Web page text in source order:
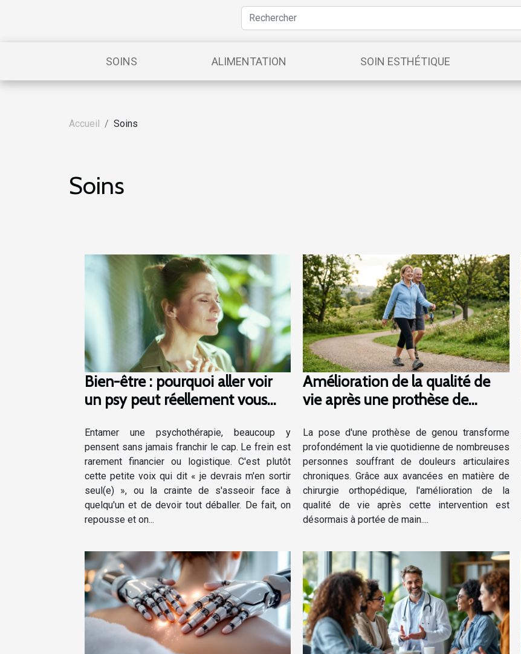
SOINS ALIMENTATION SOIN ESTHÉTIQUE
Accueil Soins
Soins
Bien-être : pourquoi aller voir
un psy peut réellement vous
Entamer une psychothérapie, beaucoup y
pensent sans jamais franchir le cap. Le frein est
rarement financier ou logistique. C'est plutôt
cette petite voix qui dit « je devrais m'en sortir
seul(e) », ou la crainte de s'asseoir face à
quelqu'un et de devoir tout déballer. De fait, on
repousse et on...
Amélioration de la qualité de
vie après une prothèse de
La pose d'une prothèse de genou transforme
profondément la vie quotidienne de nombreuses
personnes souffrant de douleurs articulaires
chroniques. Grâce aux avancées en matière de
chirurgie orthopédique, l'amélioration de la
qualité de vie après cette intervention est
désormais à portée de main....